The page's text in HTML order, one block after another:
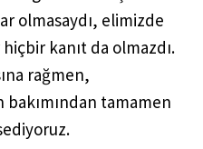
olmasaydı, elimizde
kanıt da olmazdı.
rağmen,
tamamen